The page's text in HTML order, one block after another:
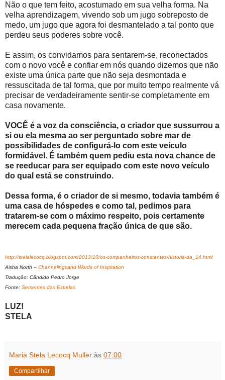
Não o que tem feito, acostumado em sua velha forma. Na
velha aprendizagem, vivendo sob um jugo sobreposto de
medo, um jugo que agora foi desmantelado a tal ponto que
perdeu seus poderes sobre você.
E assim, os convidamos para sentarem-se, reconectados
com o novo você e confiar em nós quando dizemos que não
existe uma única parte que não seja desmontada e
ressuscitada de tal forma, que por muito tempo realmente vá
precisar de verdadeiramente sentir-se completamente em
casa novamente.
VOCÊ é a voz da consciência, o criador que sussurrou a
si ou ela mesma ao ser perguntado sobre mar de
possibilidades de configurá-lo com este veículo
formidável. É também quem pediu esta nova chance de
se reeducar para ser equipado com este novo veículo
do qual está se construindo.
Dessa forma, é o criador de si mesmo, todavia também é
uma casa de hóspedes e como tal, pedimos para
tratarem-se com o máximo respeito, pois certamente
merecem cada pequena fração única de que são.
http://stelalecocq.blogspot.com/2013/10/os-companheiros-constantes-historia-da_14.html
Aisha North – Channelingsand Words of Inspiration
Tradução: Cândido Pedro Jorge
Fonte: Sementes das Estrelas
LUZ!
STELA
Maria Stela Lecocq Muller às 07:00
Compartilhar